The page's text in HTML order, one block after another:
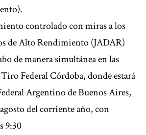
controlado con miras a los
de Alto Rendimiento (JADAR)
de manera simultánea en las
Federal Córdoba, donde estará
Argentino de Buenos Aires,
del corriente año, con
9:30